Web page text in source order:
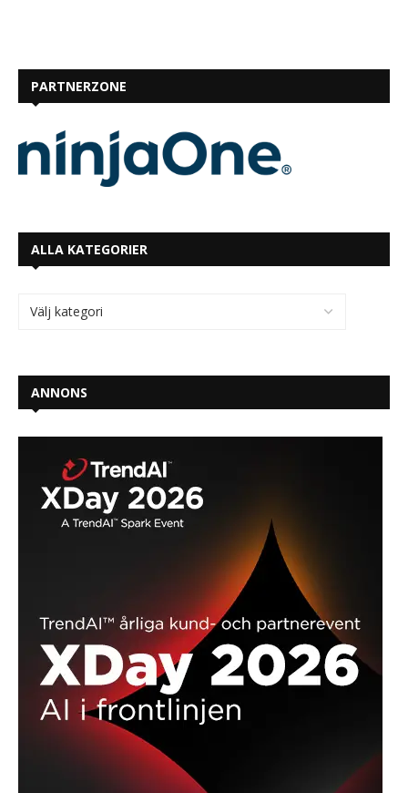
PARTNERZONE
ALLA KATEGORIER
ANNONS